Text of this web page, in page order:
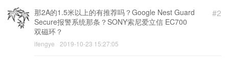
#2
那2A的1.5米以上的有推荐吗？Google Nest Guard
Secure报警系统那条？SONY索尼爱立信 EC700
双磁环？
ifengye 2019-10-23 15:27:05